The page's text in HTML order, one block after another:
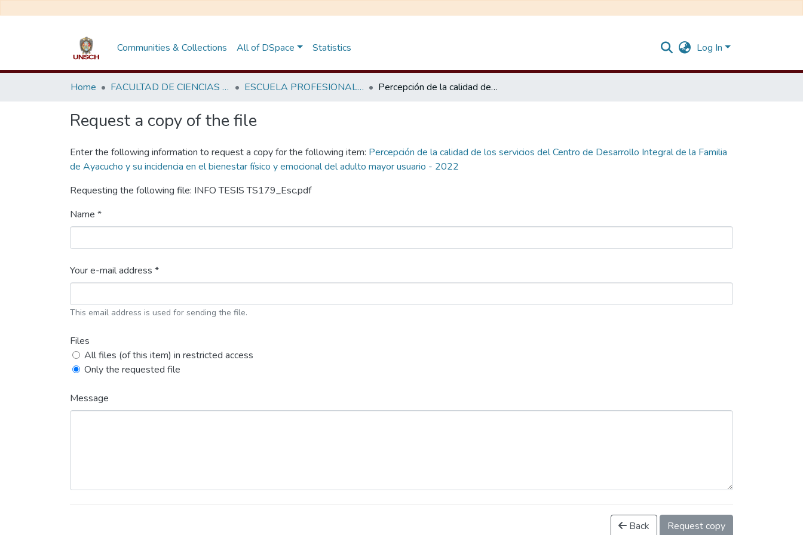
Communities & Collections All of DSpace Statistics Log In
Home FACULTAD DE CIENCIAS SOCIALES ESCUELA PROFESIONAL DE TRABAJO SOCIAL Percepción de la calidad de los servicios del Centro de Desarrollo Integral de la Familia de Ayacucho y su incidencia en el bienestar físico y emocional del adulto mayor usuario - 2022
Request a copy of the file
Enter the following information to request a copy for the following item: Percepción de la calidad de los servicios del Centro de Desarrollo Integral de la Familia
de Ayacucho y su incidencia en el bienestar físico y emocional del adulto mayor usuario - 2022
Requesting the following file: INFO TESIS TS179_Esc.pdf
Name *
Your e-mail address *
This email address is used for sending the file.
Files
All files (of this item) in restricted access
Only the requested file
Message
Back Request copy